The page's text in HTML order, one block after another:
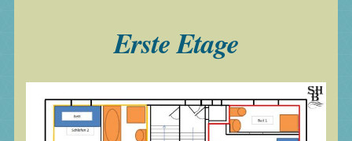
Erste Etage